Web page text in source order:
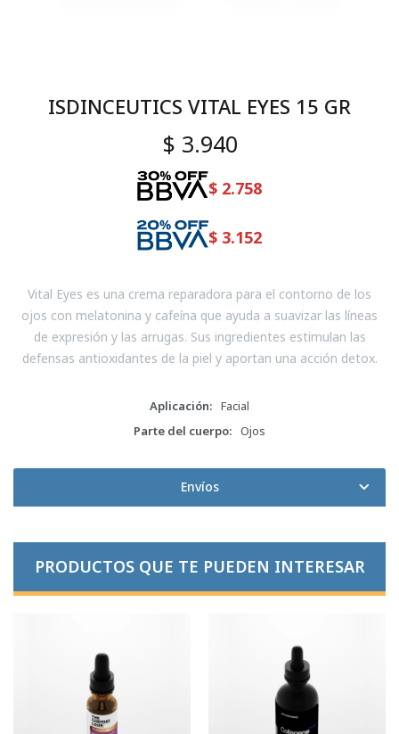
ISDINCEUTICS VITAL EYES 15 GR
$ 3.940
$ 2.758
$ 3.152
Vital Eyes es una crema reparadora para el contorno de los
ojos con melatonina y cafeína que ayuda a suavizar las líneas
de expresión y las arrugas. Sus ingredientes estimulan las
defensas antioxidantes de la piel y aportan una acción detox.
Aplicación
Facial
Parte del cuerpo
Ojos
Envíos
PRODUCTOS QUE TE PUEDEN INTERESAR